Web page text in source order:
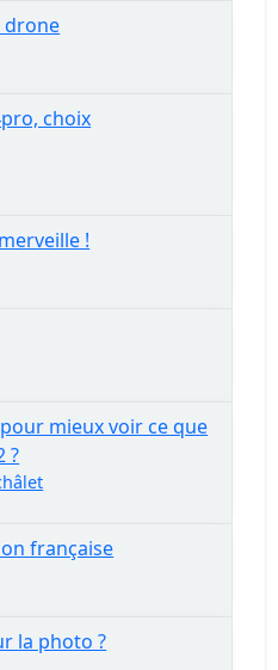
drone
choix
!
mieux voir ce que
?
française
la photo ?